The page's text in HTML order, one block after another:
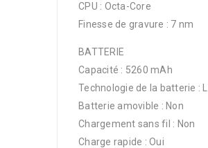
CPU : Octa-Core
Finesse de gravure : 7 nm
BATTERIE
Capacité : 5260 mAh
Technologie de la batterie :
Batterie amovible : Non
Chargement sans fil : Non
Charge rapide : Oui